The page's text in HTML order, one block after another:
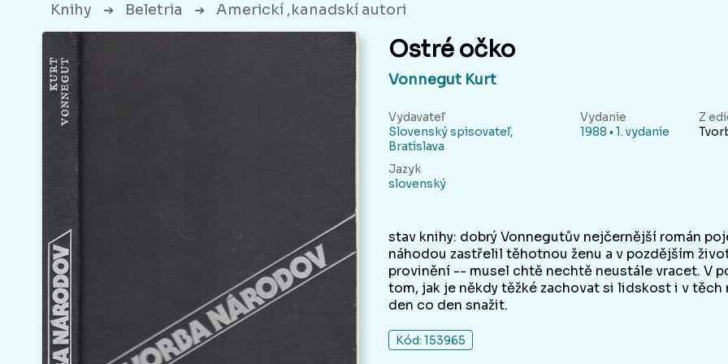
Knihy ➔ Beletria ➔ Americkí ,kanadskí autori
Ostré očko
Vonnegut Kurt
Vydavateľ
Slovenský spisovateľ,
Bratislava
Vydanie
1988 • 1. vydanie
Z
Jazyk
slovenský
stav knihy: dobrý Vonnegutův nejčernější román
náhodou zastřelil těhotnou ženu a v pozdějším
provinění -- musel chtě nechtě neustále vracet. V
tom, jak je někdy těžké zachovat si lidskost i v
den co den snažit.
Kód: 153965